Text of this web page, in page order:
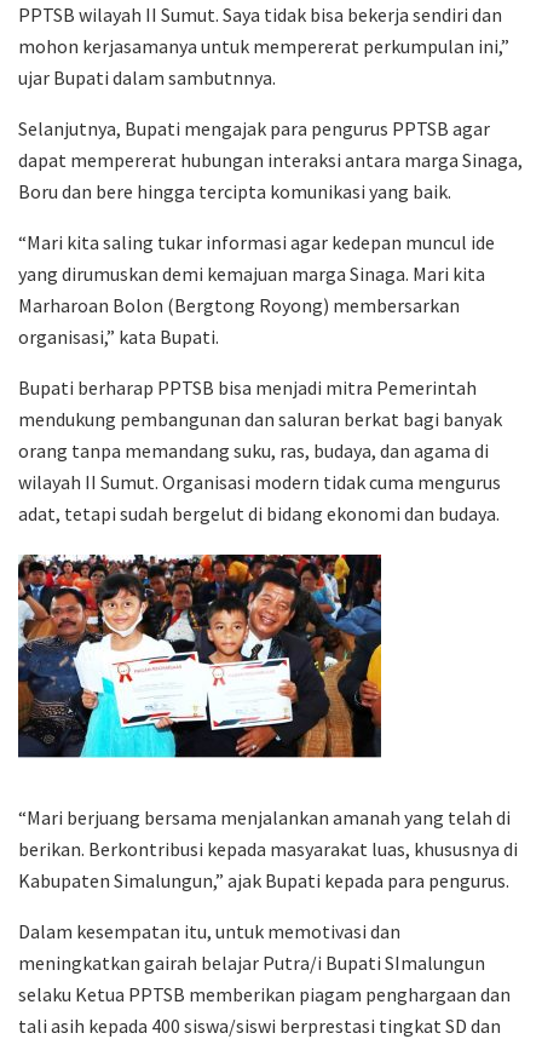
PPTSB wilayah II Sumut. Saya tidak bisa bekerja sendiri dan
mohon kerjasamanya untuk mempererat perkumpulan ini,”
ujar Bupati dalam sambutnnya.
Selanjutnya, Bupati mengajak para pengurus PPTSB agar
dapat mempererat hubungan interaksi antara marga Sinaga,
Boru dan bere hingga tercipta komunikasi yang baik.
“Mari kita saling tukar informasi agar kedepan muncul ide
yang dirumuskan demi kemajuan marga Sinaga. Mari kita
Marharoan Bolon (Bergtong Royong) membersarkan
organisasi,” kata Bupati.
Bupati berharap PPTSB bisa menjadi mitra Pemerintah
mendukung pembangunan dan saluran berkat bagi banyak
orang tanpa memandang suku, ras, budaya, dan agama di
wilayah II Sumut. Organisasi modern tidak cuma mengurus
adat, tetapi sudah bergelut di bidang ekonomi dan budaya.
“Mari berjuang bersama menjalankan amanah yang telah di
berikan. Berkontribusi kepada masyarakat luas, khususnya di
Kabupaten Simalungun,” ajak Bupati kepada para pengurus.
Dalam kesempatan itu, untuk memotivasi dan
meningkatkan gairah belajar Putra/i Bupati SImalungun
selaku Ketua PPTSB memberikan piagam penghargaan dan
tali asih kepada 400 siswa/siswi berprestasi tingkat SD dan